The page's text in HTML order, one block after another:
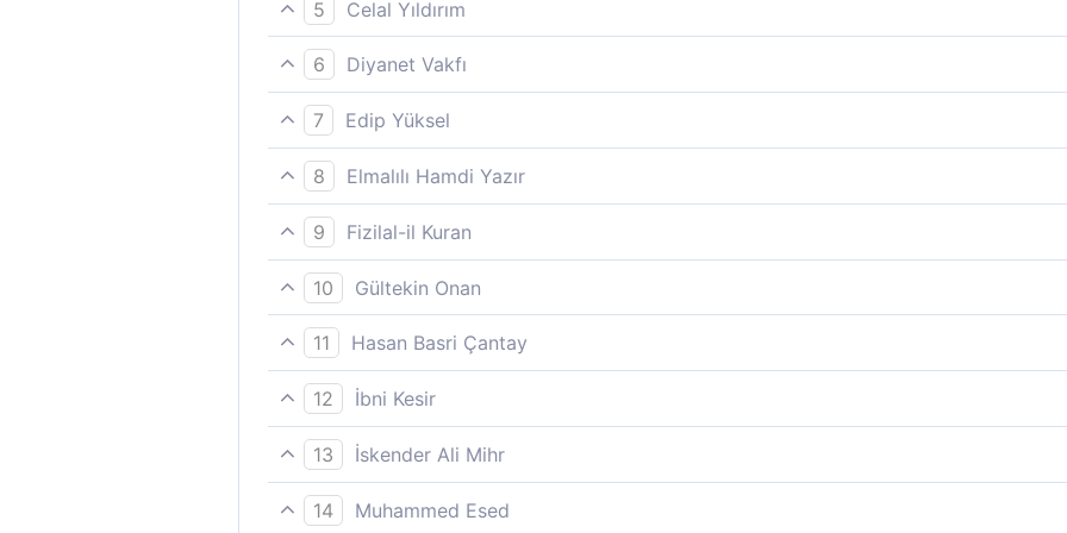
da inkâr edeceklerdir.
5
Celal Yıldırım
(Allah´a) koştukları ortakları, onlar için hiç de şefaatçi değillerdir. Onlar (ister istemez
reddedip dururlar.
6
Diyanet Vakfı
(Allah'a koştukları) ortaklarından kendilerine hiçbir şefaatçı çıkmayacaktır. Zaten onlar,
edeceklerdir.
7
Edip Yüksel
Koştukları ortaklarından da kendilerine şefaat eden hiç bir kimse çıkmaz; ortaklarını
8
Elmalılı Hamdi Yazır
Allah'a ortak koştuklarından, kendilerine şefaat edecekler de bulunmaz. Onlar, o
inkâr ederler.
9
Fizilal-il Kuran
Allah´a ortak koştuklarından kendilerine hiçbir şefaatçı çıkmaz. O zaman ortaklarını
10
Gültekin Onan
(Tanrı´ya eş koştukları) Ortaklarından kendilerine şefaatçı olan yoktur; onlar,
11
Hasan Basri Çantay
Ortaklarından da kendilerine şefâatcılar olmamışdır (olmayacakdır). Onlar ortaklarını
12
İbni Kesir
Ortaklarından da kendilerine hiçbir şefaatçı olmayacaktır. Onlar ortaklarını da inkar
13
İskender Ali Mihr
(Ve (şirk koştukları) ortaklarından şefaatçileri olmaz. Ve (onlar o gün) ortaklarını inkâr
14
Muhammed Esed